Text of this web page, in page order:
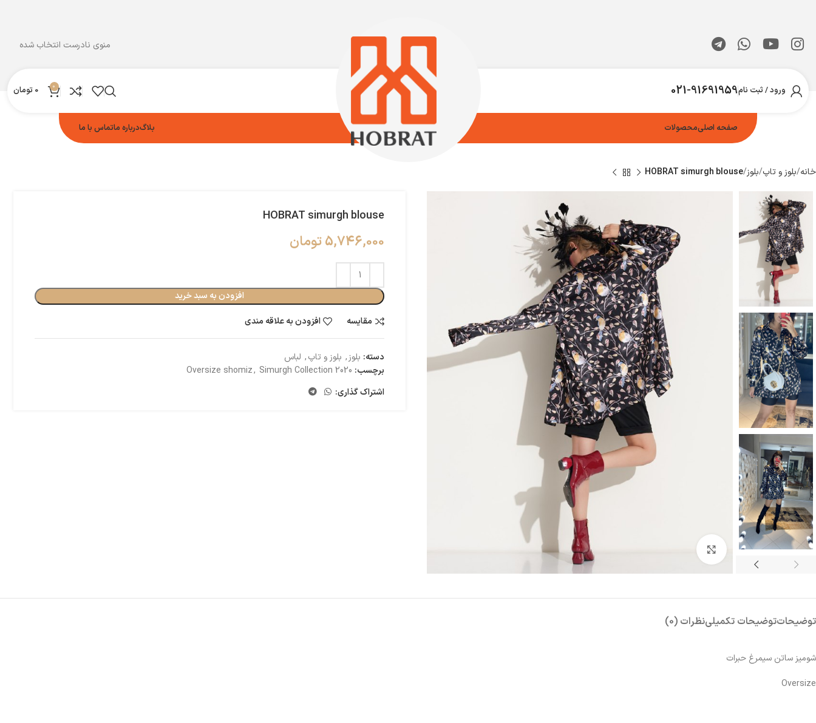
منوی نادرست انتخاب شده
ورود / ثبت نام021-91691959
0
0 تومان
صفحه اصلیمحصولات بلاگدرباره ماتماس با ما
خانه بلوز و تاپ بلوز HOBRAT simurgh blouse
HOBRAT simurgh blouse
5,746,000تومان
افزودن به سبد خرید
مقایسه
افزودن به علاقه مندی
دسته: بلوز, بلوز و تاپ, لباس
برچسب:
Oversize shomiz, Simurgh Collection 2020
اشتراک گذاری:
توضیحاتتوضیحات تکمیلینظرات (0)
شومیز ساتن سیمرغ حبرات
Oversize